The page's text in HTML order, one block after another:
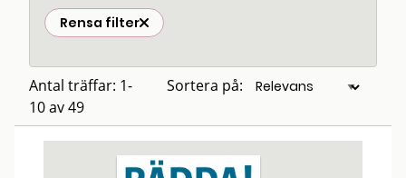
Rensa filter
Antal träffar: 1-
10 av 49
Sortera på: